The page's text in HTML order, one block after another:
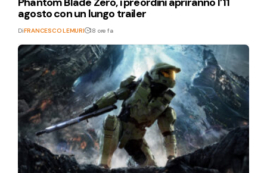
agosto con un lungo trailer
DiFRANCESCO LEMURI 18 ore fa